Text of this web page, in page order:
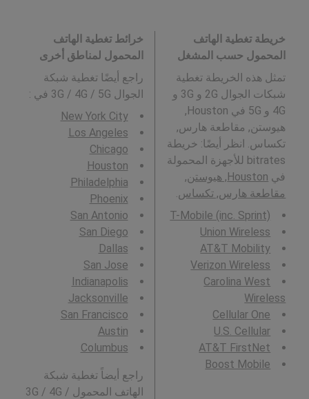
خريطة تغطية الهاتف
المحمول حسب المشغل
تمثل هذه الخريطة تغطية
شبكات الجوال 2G و 3G و
4G و 5G في Houston,
هيوستن, مقاطعة هارس,
تكساس. انظر أيضًا: خريطة
bitrates للأجهزة المحمولة
في
Houston, هيوستن,
مقاطعة هارس, تكساس
T-Mobile (inc. Sprint)
Union Wireless
AT&T Mobility
Verizon Wireless
Carolina West
Wireless
Cellular One
U.S. Cellular
AT&T FirstNet
Boost Mobile
خرائط تغطية الهاتف
المحمول لمناطق أخرى
راجع أيضًا تغطية شبكة
الجوال 3G / 4G / 5G في
:
New York City
Los Angeles
Chicago
Houston
Philadelphia
Phoenix
San Antonio
San Diego
Dallas
San Jose
Indianapolis
Jacksonville
San Francisco
Austin
Columbus
راجع أيضاً تغطية شبكة
الهاتف المحمول 3G / 4G /